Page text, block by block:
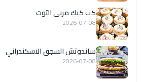
كب كيك مربى التوت
2026-07-08
ساندوتش السجق الاسكندراني
2026-07-08